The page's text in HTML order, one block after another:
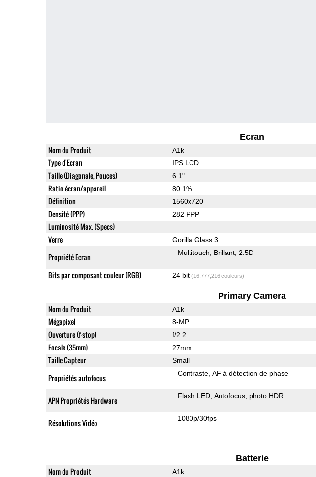
Ecran
Nom du Produit A1k
Type d'Ecran IPS LCD
Taille (Diagonale, Pouces) 6.1"
Ratio écran/appareil 80.1%
Définition 1560x720
Densité (PPP) 282 PPP
Luminosité Max. (Specs)
Verre Gorilla Glass 3
Propriété Ecran Multitouch Brillant 2.5D
Bits par composant couleur (RGB) 24 bit (16,777,216 couleurs)
Primary Camera
Nom du Produit A1k
Mégapixel 8-MP
Ouverture (f-stop) f/2.2
Focale (35mm) 27mm
Taille Capteur Small
Propriétés autofocus Contraste AF à détection de phase
APN Propriétés Hardware Flash LED Autofocus photo HDR
Résolutions Vidéo 1080p/30fps
Batterie
Nom du Produit A1k